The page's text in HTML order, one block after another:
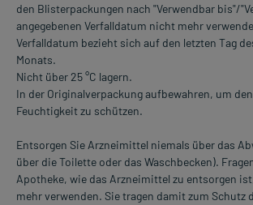
den Blisterpackungen nach "Verwendbar bis"/
angegebenen Verfalldatum nicht mehr
Verfalldatum bezieht sich auf den letzten Tag
Monats.
Nicht über 25 °C lagern.
In der Originalverpackung aufbewahren, um
Feuchtigkeit zu schützen.
Entsorgen Sie Arzneimittel niemals über das
über die Toilette oder das Waschbecken).
Apotheke, wie das Arzneimittel zu entsorgen
mehr verwenden. Sie tragen damit zum Schutz